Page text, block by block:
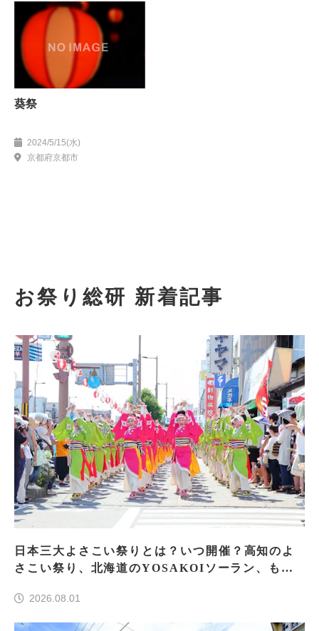
葵祭
2024/5/15(水)
京都府京都市
お祭り総研 新着記事
日本三大よさこい祭りとは？いつ開催？高知のよ
さこい祭り、北海道のYOSAKOIソーラン、もう
2026.08.01